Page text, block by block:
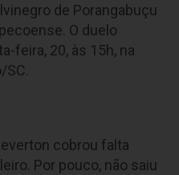
de Porangabuçu
O duelo
feira, 20, às 15h, na
SC.
cobrou falta
Por pouco, não saiu